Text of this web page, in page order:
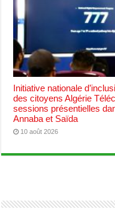
Initiative nationale
des citoyens Algérie
sessions présentielles
Annaba et Saïda
10 août 2026